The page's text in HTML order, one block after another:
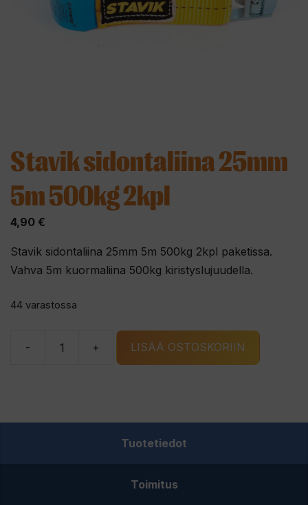
Stavik sidontaliina 25mm
5m 500kg 2kpl
4,90 €
Stavik sidontaliina 25mm 5m 500kg 2kpl paketissa.
Vahva 5m kuormaliina 500kg kiristyslujuudella.
44 varastossa
-
Stavik
2kpl
+ LISÄÄ OSTOSKORIIN
Tuotetiedot
Toimitus